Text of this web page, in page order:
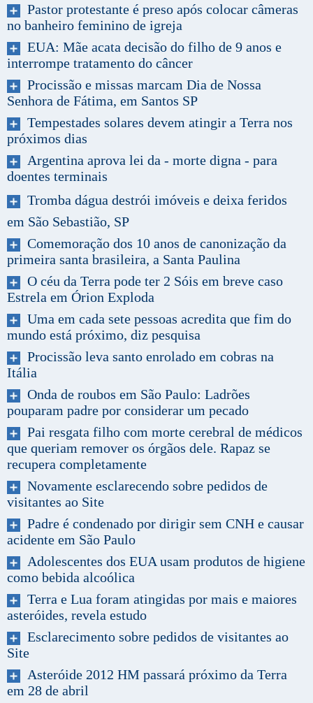
Pastor protestante é preso após colocar câmeras
no banheiro feminino de igreja
EUA: Mãe acata decisão do filho de 9 anos e
interrompe tratamento do câncer
Procissão e missas marcam Dia de Nossa
Senhora de Fátima, em Santos SP
Tempestades solares devem atingir a Terra nos
próximos dias
Argentina aprova lei da - morte digna - para
doentes terminais
Tromba dágua destrói imóveis e deixa feridos
em São Sebastião, SP
Comemoração dos 10 anos de canonização da
primeira santa brasileira, a Santa Paulina
O céu da Terra pode ter 2 Sóis em breve caso
Estrela em Órion Exploda
Uma em cada sete pessoas acredita que fim do
mundo está próximo, diz pesquisa
Procissão leva santo enrolado em cobras na
Itália
Onda de roubos em São Paulo: Ladrões
pouparam padre por considerar um pecado
Pai resgata filho com morte cerebral de médicos
que queriam remover os órgãos dele. Rapaz se
recupera completamente
Novamente esclarecendo sobre pedidos de
visitantes ao Site
Padre é condenado por dirigir sem CNH e causar
acidente em São Paulo
Adolescentes dos EUA usam produtos de higiene
como bebida alcoólica
Terra e Lua foram atingidas por mais e maiores
asteróides, revela estudo
Esclarecimento sobre pedidos de visitantes ao
Site
Asteróide 2012 HM passará próximo da Terra
em 28 de abril